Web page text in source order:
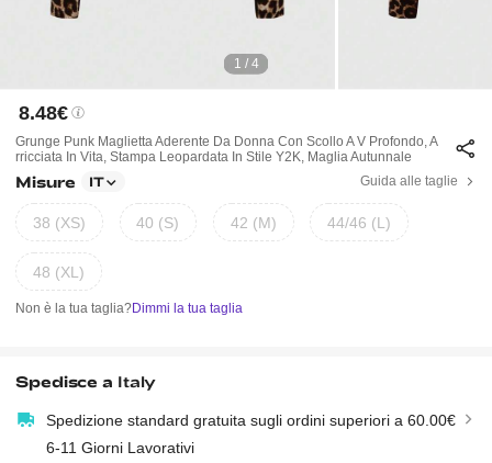
1 / 4
8.48€
Grunge Punk Maglietta Aderente Da Donna Con Scollo A V Profondo, A
Rricciata In Vita, Stampa Leopardata In Stile Y2K, Maglia Autunnale
Misure IT Guida alle taglie
38 (XS) 40 (S) 42 (M) 44/46 (L)
48 (XL)
Non è la tua taglia?Dimmi la tua taglia
Spedisce a Italy
Spedizione standard gratuita sugli ordini superiori a 60.00€
6-11 Giorni Lavorativi